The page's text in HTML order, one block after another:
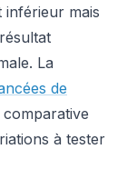
inférieur mais
La
de
à tester